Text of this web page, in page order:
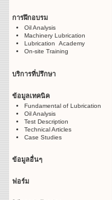
การฝึกอบรม
Oil Analysis
Machinery Lubrication
Lubrication Academy
On-site Training
บริการที่ปรึกษา
ข้อมูลเทคนิค
Fundamental of Lubrication
Oil Analysis
Test Description
Technical Articles
Case Studies
ข้อมูลอื่นๆ
ฟอร์ม